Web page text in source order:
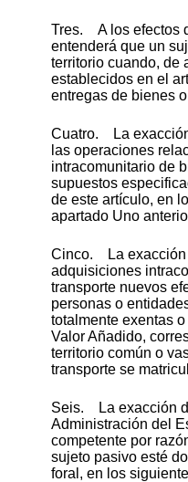
Tres. A los efectos
entenderá que un
territorio cuando, de
establecidos en el
entregas de bienes
Cuatro. La
las operaciones
intracomunitario de
supuestos
de este artículo, en
apartado Uno
Cinco. La exacción
adquisiciones
transporte nuevos
personas o
totalmente exentas
Valor Añadido,
territorio común o
transporte se
Seis. La exacción
Administración del
competente por
sujeto pasivo esté
foral, en los